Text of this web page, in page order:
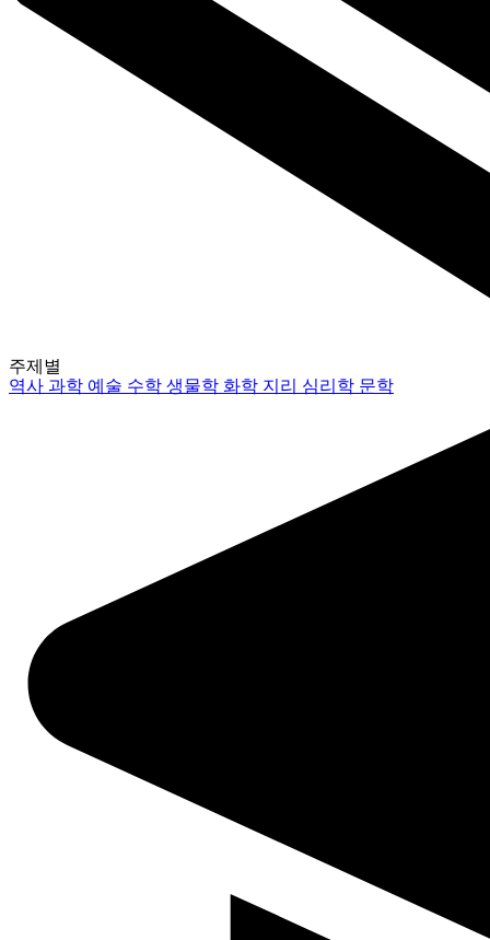
주제별
역사과학 예술 수학생물학 화학 지리 심리학 문학